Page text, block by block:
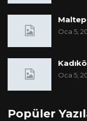
Oca 5,
Oca 5,
Popüler